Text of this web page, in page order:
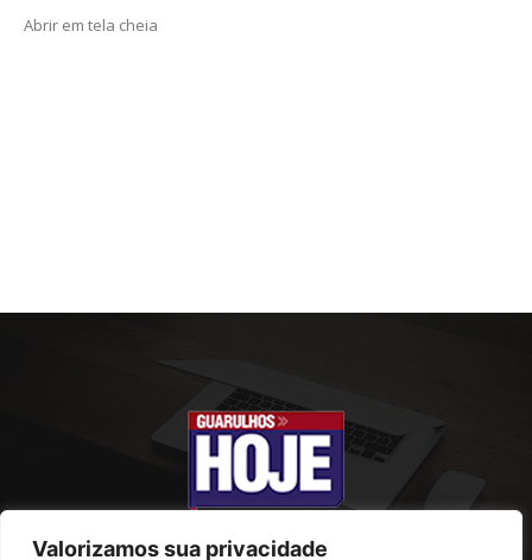
Valorizamos sua privacidade
Abrir em tela cheia